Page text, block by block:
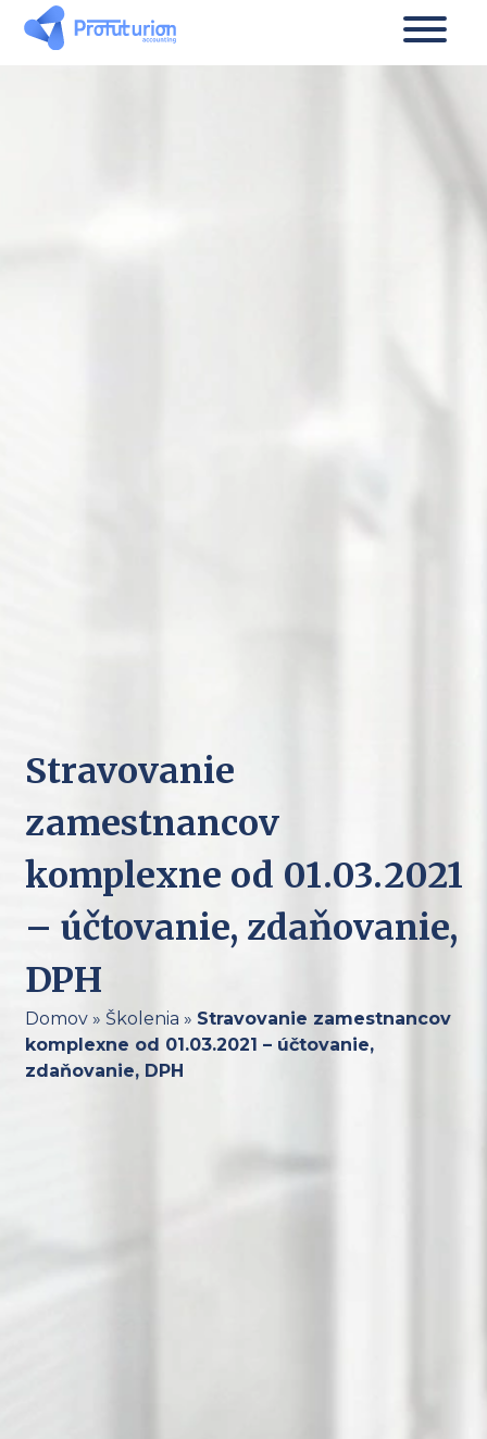
Stravovanie
zamestnancov
komplexne od 01.03.2021
– účtovanie, zdaňovanie,
DPH
Domov» Školenia » Stravovanie zamestnancov
komplexne od 01.03.2021 – účtovanie,
zdaňovanie, DPH